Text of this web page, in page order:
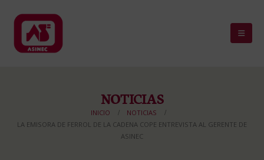
NOTICIAS
INICIO
NOTICIAS
LA EMISORA DE FERROL DE LA CADENA COPE ENTREVISTA AL GERENTE DE
ASINEC